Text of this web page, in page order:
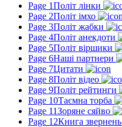
Page 1Політ лінки
Page 2Політ імхо
Page 3Політ жабки
Page 4Політ анекдоти
Page 5Політ віршики
Page 6Наші партнери
Page 7Цитати
Page 8Політ відео
Page 9Політ рейтинги
Page 10Таємна торба
Page 11Зоряне сяйво
Page 12Книга звернень